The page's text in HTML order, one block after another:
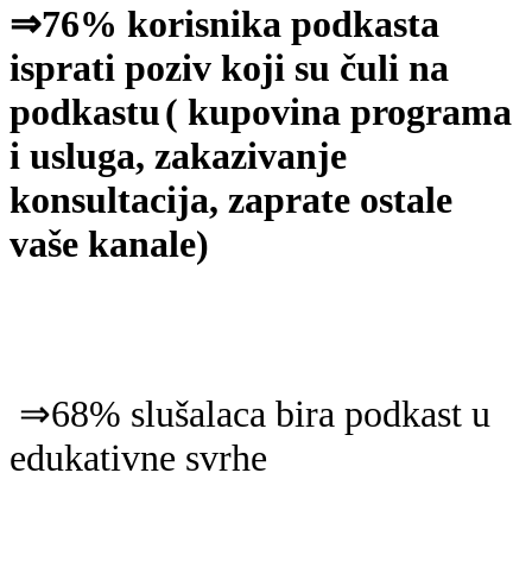
⇒76% korisnika podkasta
isprati poziv koji su čuli na
podkastu( kupovina programa
i usluga, zakazivanje
konsultacija, zaprate ostale
vaše kanale)
⇒68% slušalaca bira podkast u
edukativne svrhe